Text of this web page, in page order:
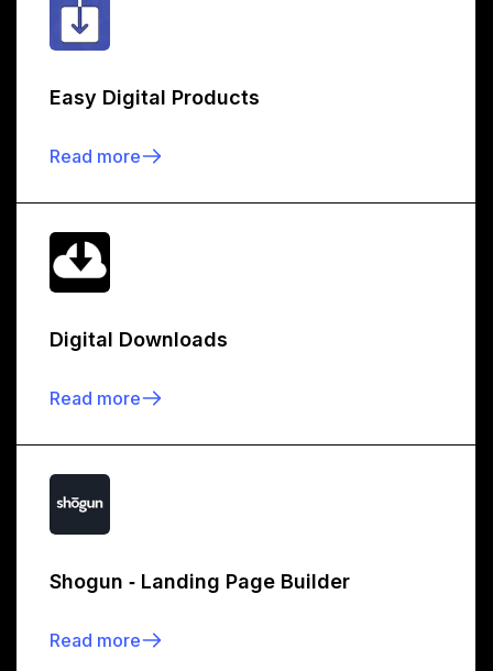
Easy Digital Products
Read more
Digital Downloads
Read more
Shogun ‑ Landing Page Builder
Read more